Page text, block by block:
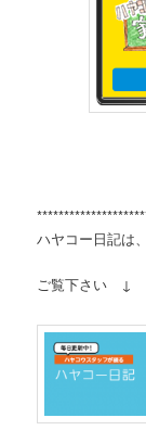
ハヤコー日記は
ご覧下さ